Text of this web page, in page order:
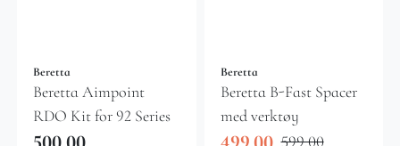
Beretta
Beretta Aimpoint
RDO Kit for 92 Series
Beretta
Beretta B-Fast Spacer
med verktøy
599,00